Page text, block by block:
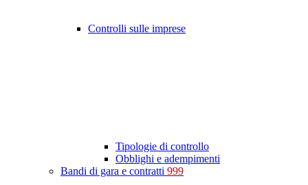
Controlli sulle imprese
Tipologie di controllo
Obblighi e adempimenti
Bandi di gara e contratti 999